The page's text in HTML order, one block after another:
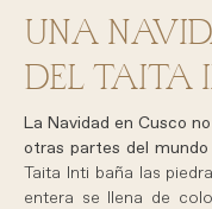
UNA
DEL TAITA
La Navidad en Cusco
otras partes del
Taita Inti baña las
entera se llena de